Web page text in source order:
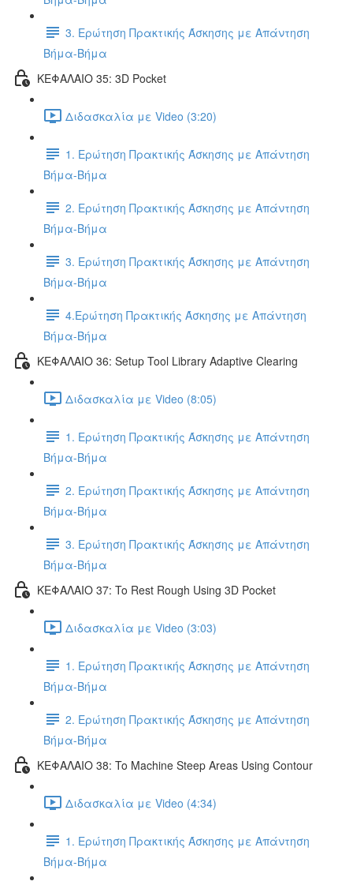
3. Ερώτηση Πρακτικής Άσκησης με Απάντηση
Βήμα-Βήμα
ΚΕΦΑΛΑΙΟ 35: 3D Pocket
Διδασκαλία με Video (3:20)
1. Ερώτηση Πρακτικής Άσκησης με Απάντηση
Βήμα-Βήμα
2. Ερώτηση Πρακτικής Άσκησης με Απάντηση
Βήμα-Βήμα
3. Ερώτηση Πρακτικής Άσκησης με Απάντηση
Βήμα-Βήμα
4.Ερώτηση Πρακτικής Άσκησης με Απάντηση
Βήμα-Βήμα
ΚΕΦΑΛΑΙΟ 36: Setup Tool Library Adaptive Clearing
Διδασκαλία με Video (8:05)
1. Ερώτηση Πρακτικής Άσκησης με Απάντηση
Βήμα-Βήμα
2. Ερώτηση Πρακτικής Άσκησης με Απάντηση
Βήμα-Βήμα
3. Ερώτηση Πρακτικής Άσκησης με Απάντηση
Βήμα-Βήμα
ΚΕΦΑΛΑΙΟ 37: To Rest Rough Using 3D Pocket
Διδασκαλία με Video (3:03)
1. Ερώτηση Πρακτικής Άσκησης με Απάντηση
Βήμα-Βήμα
2. Ερώτηση Πρακτικής Άσκησης με Απάντηση
Βήμα-Βήμα
ΚΕΦΑΛΑΙΟ 38: To Machine Steep Areas Using Contour
Διδασκαλία με Video (4:34)
1. Ερώτηση Πρακτικής Άσκησης με Απάντηση
Βήμα-Βήμα